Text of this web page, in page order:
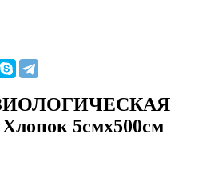
5смх500см